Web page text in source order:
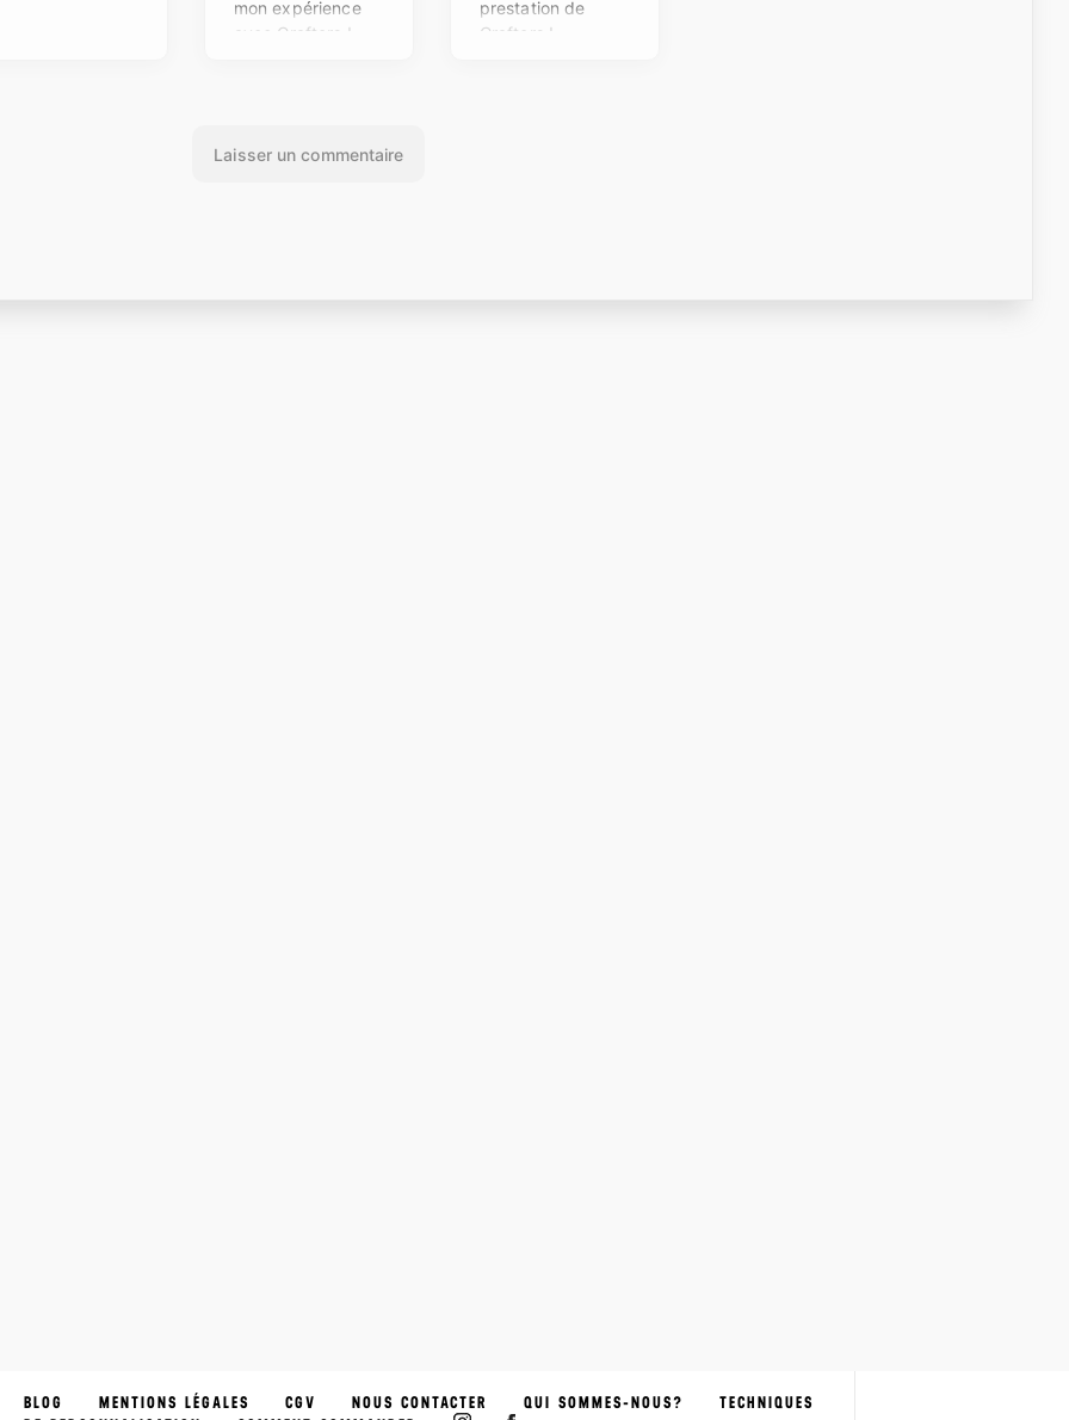
BLOG MENTIONS LÉGALES CGV NOUS CONTACTER QUI SOMMES-NOUS?
TECHNIQUES